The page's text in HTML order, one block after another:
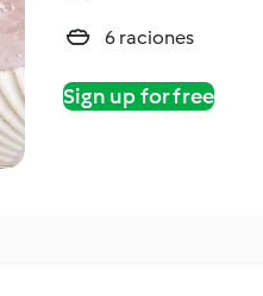
6 raciones
Sign up for free